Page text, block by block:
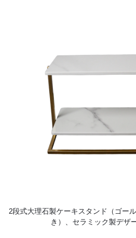
2段式大理石製ケーキスタンド（ゴー
き）、セラミック製デザ